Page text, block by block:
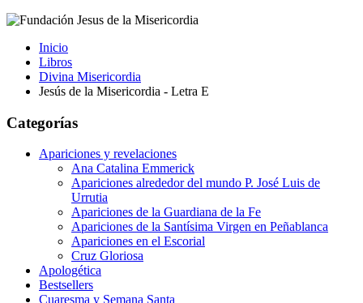
Inicio
Libros
Divina Misericordia
Jesús de la Misericordia - Letra E
Categorías
Apariciones y revelaciones
Ana Catalina Emmerick
Apariciones alrededor del mundo P. José Luis de
Urrutia
Apariciones de la Guardiana de la Fe
Apariciones de la Santísima Virgen en Peñablanca
Apariciones en el Escorial
Cruz Gloriosa
Apologética
Bestsellers
Cuaresma y Semana Santa